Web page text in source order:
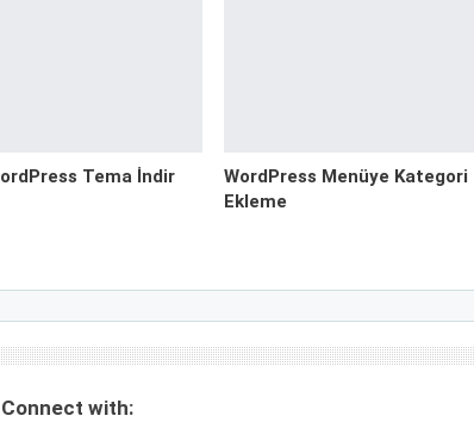
Tema İndir
WordPress Menüye Kategori
Ekleme
Connect with: